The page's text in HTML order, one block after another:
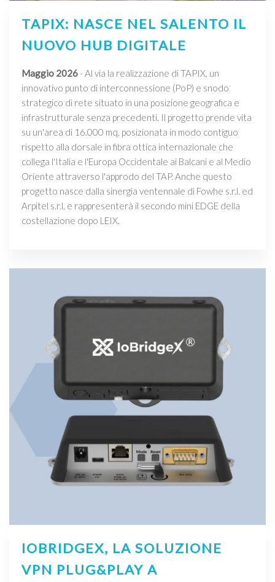
TAPIX: NASCE NEL SALENTO IL
NUOVO HUB DIGITALE
Maggio 2026- Al via la realizzazione di TAPIX, un
innovativo punto di interconnessione (PoP) e snodo
strategico di rete situato in una posizione geografica e
infrastrutturale senza precedenti. Il progetto prende vita
su un'area di 16.000 mq, posizionata in modo contiguo
rispetto alla dorsale in fibra ottica internazionale che
collega l'Italia e l'Europa Occidentale ai Balcani e al Medio
Oriente attraverso l'approdo del TAP. Anche questo
progetto nasce dalla sinergia ventennale di Fowhe s.r.l. ed
Arpitel s.r.l, e rappresenterà il secondo mini EDGE della
costellazione dopo LEIX.
IOBRIDGEX, LA SOLUZIONE
VPN PLUG&PLAY A